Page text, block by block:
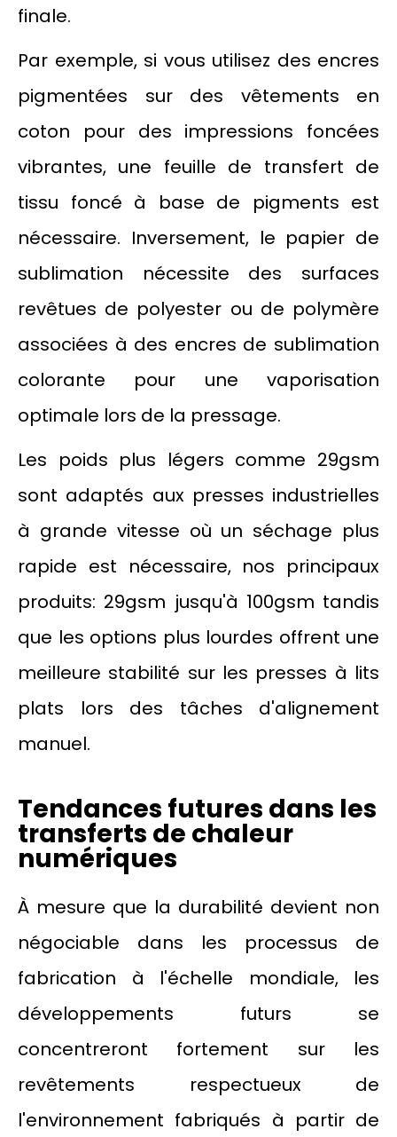
finale.
Par exemple, si vous utilisez des encres
pigmentées sur des vêtements en
coton pour des impressions foncées
vibrantes, une feuille de transfert de
tissu foncé à base de pigments est
nécessaire. Inversement, le papier de
sublimation nécessite des surfaces
revêtues de polyester ou de polymère
associées à des encres de sublimation
colorante pour une vaporisation
optimale lors de la pressage.
Les poids plus légers comme 29gsm
sont adaptés aux presses industrielles
à grande vitesse où un séchage plus
rapide est nécessaire, nos principaux
produits: 29gsm jusqu'à 100gsm tandis
que les options plus lourdes offrent une
meilleure stabilité sur les presses à lits
plats lors des tâches d'alignement
manuel.
Tendances futures dans les
transferts de chaleur
numériques
À mesure que la durabilité devient non
négociable dans les processus de
fabrication à l'échelle mondiale, les
développements futurs se
concentreront fortement sur les
revêtements respectueux de
l'environnement fabriqués à partir de